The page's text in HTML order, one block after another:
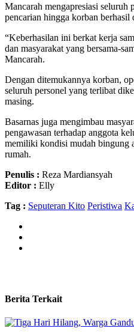
Mancarah mengapresiasi seluruh
pencarian hingga korban berhasil
“Keberhasilan ini berkat kerja
dan masyarakat yang bersama-
Mancarah.
Dengan ditemukannya korban,
seluruh personel yang terlibat
masing.
Basarnas juga mengimbau
pengawasan terhadap anggota
memiliki kondisi mudah bingung
rumah.
Penulis : Reza Mardiansyah
Editor : Elly
Tag : Seputeran Kito Peristiwa
Berita Terkait